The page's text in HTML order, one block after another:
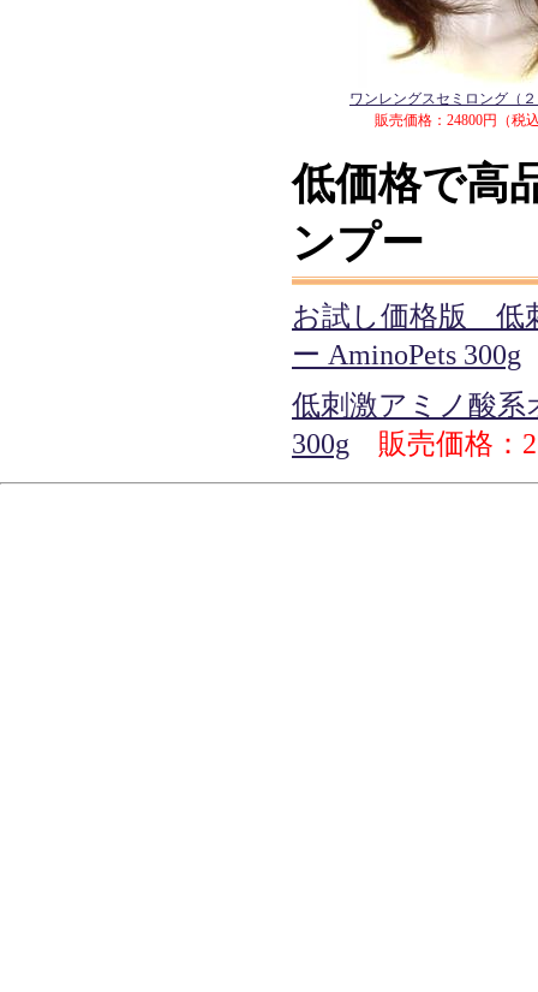
ワンレングスセミロング（
販売価格：24800円（税
低価格で高
ンプー
お試し価格版 低
ー AminoPets 300g
低刺激アミノ酸系
300g
販売価格：